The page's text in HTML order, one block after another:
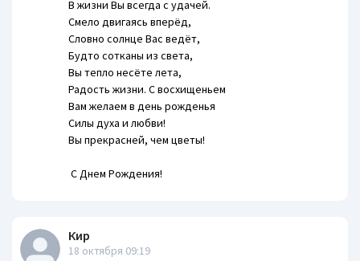
В жизни Вы всегда с удачей.
Смело двигаясь вперёд,
Словно солнце Вас ведёт,
Будто сотканы из света,
Вы тепло несёте лета,
Радость жизни. С восхищеньем
Вам желаем в день рожденья
Силы духа и любви!
Вы прекрасней, чем цветы!
С Днем Рождения!
Кир
18 октября 09:19